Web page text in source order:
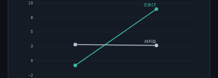
-2
0
3
5
8
10 営業CF
純利益